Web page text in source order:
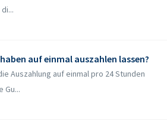
auf einmal auszahlen lassen?
Auszahlung auf einmal pro 24 Stunden
Gu...